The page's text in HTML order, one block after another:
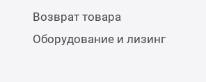
Возврат товара
Оборудование и лизинг